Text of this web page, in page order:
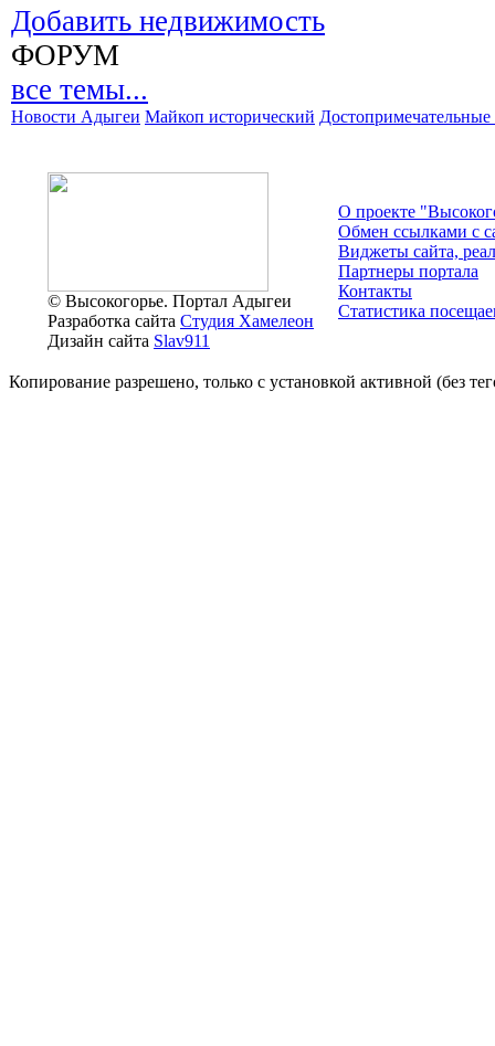
Добавить недвижимость
ФОРУМ
все темы...
Новости Адыгеи Майкоп исторический Достопримечательные
© Высокогорье. Портал Адыгеи
Разработка сайта Студия Хамелеон
Дизайн сайта Slav911
О проекте
Обмен ссылками c
Виджеты сайта,
Партнеры портала
Контакты
Статистика
Копирование разрешено, только с установкой активной (без